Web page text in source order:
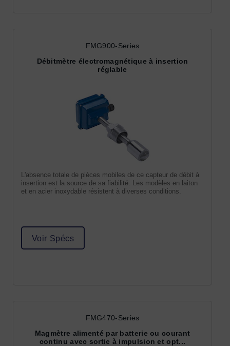
FMG900-Series
Débitmètre électromagnétique à insertion
réglable
L'absence totale de pièces mobiles de ce capteur de débit à
insertion est la source de sa fiabilité. Les modèles en laiton
et en acier inoxydable résistent à diverses conditions.
Voir Spécs
FMG470-Series
Magmètre alimenté par batterie ou courant
continu avec sortie à impulsion et opt...